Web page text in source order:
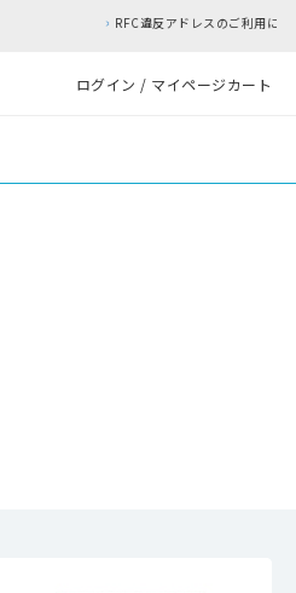
RFC違反アドレスのご利用について
ログイン / マイページカート